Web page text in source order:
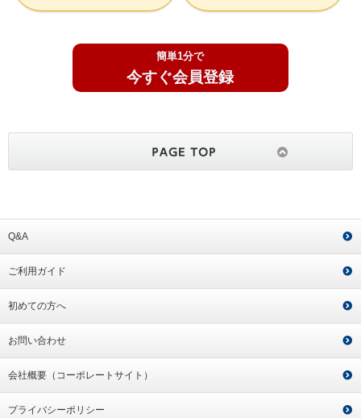
簡単1分で
今すぐ会員登録
Q&A
ご利用ガイド
初めての方へ
お問い合わせ
会社概要（コーポレートサイト）
プライバシーポリシー